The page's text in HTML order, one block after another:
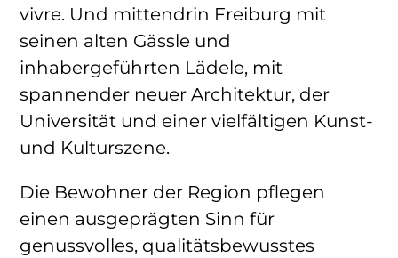
vivre. Und mittendrin Freiburg mit
seinen alten Gässle und
inhabergeführten Lädele, mit
spannender neuer Architektur, der
Universität und einer vielfältigen Kunst-
und Kulturszene.
Die Bewohner der Region pflegen
einen ausgeprägten Sinn für
genussvolles, qualitätsbewusstes